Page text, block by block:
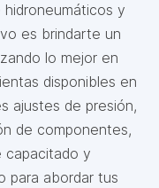
y
es brindarte un
lo mejor en
disponibles en
ajustes de presión,
de componentes,
capacitado y
para abordar tus